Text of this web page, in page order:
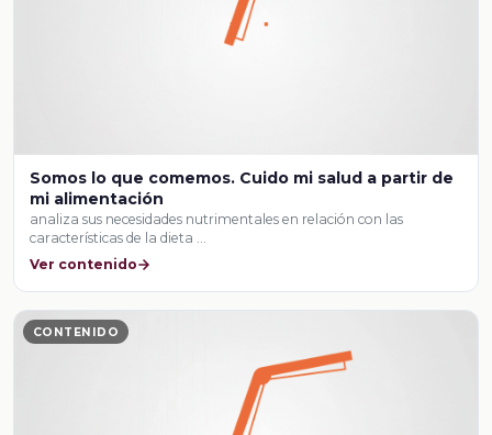
Somos lo que comemos. Cuido mi salud a partir de
mi alimentación
analiza sus necesidades nutrimentales en relación con las
características de la dieta …
Ver contenido
CONTENIDO